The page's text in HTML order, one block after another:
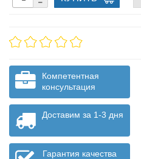
Компетентная
консультация
Доставим за 1-3 дня
Гарантия качества